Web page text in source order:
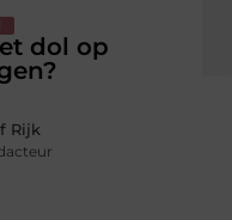
dol op
Rijk